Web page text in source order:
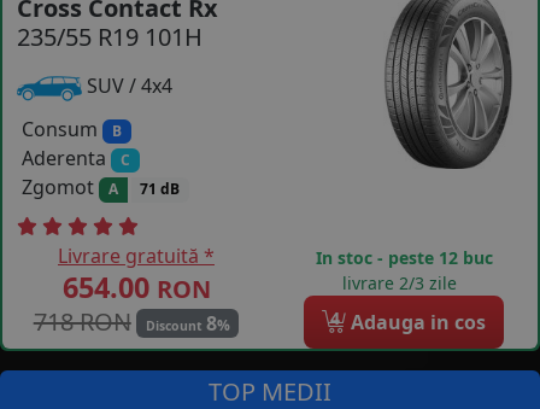
COS (0 PRODUSE
Cross Contact Rx
235/55 R19 101H
SUV / 4x4
Consum
B
Aderenta C
Zgomot A 71 dB
Livrare gratuită *
654.00 RON
718 RON
Discount 8%
In stoc - peste 12 buc
livrare 2/3 zile
4 Adauga in cos
TOP MEDII